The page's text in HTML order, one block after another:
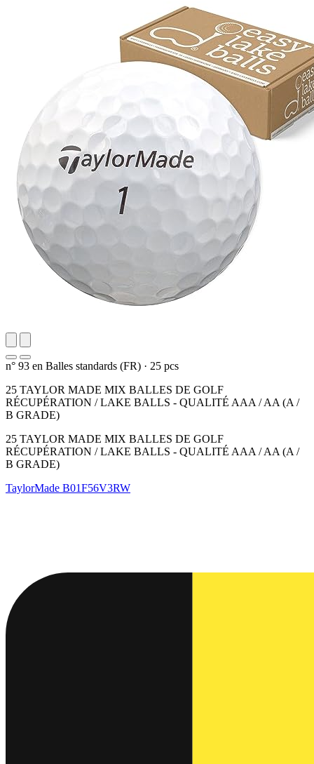
n° 93 en Balles standards (FR) · 25 pcs
25 TAYLOR MADE MIX BALLES DE GOLF
RÉCUPÉRATION / LAKE BALLS - QUALITÉ AAA / AA (A /
B GRADE)
25 TAYLOR MADE MIX BALLES DE GOLF
RÉCUPÉRATION / LAKE BALLS - QUALITÉ AAA / AA (A /
B GRADE)
TaylorMade B01F56V3RW